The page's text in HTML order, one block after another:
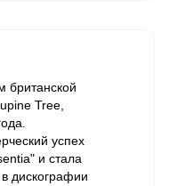
британской
Tree,
успех
и стала
дискографии